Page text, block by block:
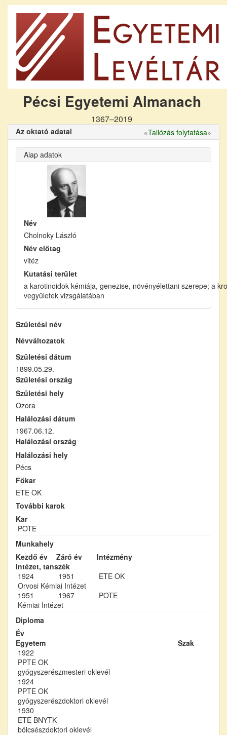
Pécsi Egyetemi Almanach
1367–2019
Az oktató adatai «Tallózás folytatása»
Alap adatok
Név
Cholnoky László
Név előtag
vitéz
Kutatási terület
a karotinoidok kémiája, genezise, növényélettani szerepe; a
vegyületek vizsgálatában
Születési név
Névváltozatok
Születési dátum
1899.05.29.
Születési ország
Születési hely
Ozora
Halálozási dátum
1967.06.12.
Halálozási ország
Halálozási hely
Pécs
Főkar
ETE OK
További karok
Kar
POTE
Munkahely
Kezdő év
Záró év
Intézmény
Intézet, tanszék
1924
1951
ETE OK
Orvosi Kémiai Intézet
1951
1967
POTE
Kémiai Intézet
Diploma
Év
Egyetem
Szak
1922
PPTE OK
gyógyszerészmesteri oklevél
1924
PPTE OK
gyógyszerészdoktori oklevél
1930
ETE BNYTK
bölcsészdoktori oklevél